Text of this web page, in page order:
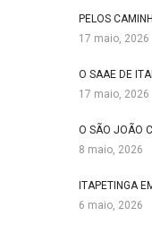
PELOS
17 maio, 2026
O SAAE DE
17 maio, 2026
O SÃO JOÃO
8 maio, 2026
ITAPETINGA
6 maio, 2026